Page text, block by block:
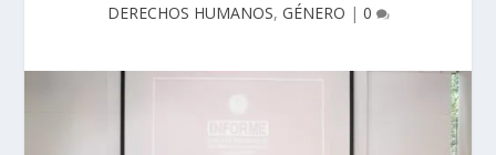
DERECHOS HUMANOS, GÉNERO | 0